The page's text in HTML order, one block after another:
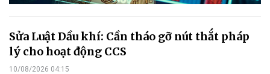
Sửa Luật Dầu khí: Cần tháo gỡ nút thắt pháp
lý cho hoạt động CCS
10/08/2026 04:15